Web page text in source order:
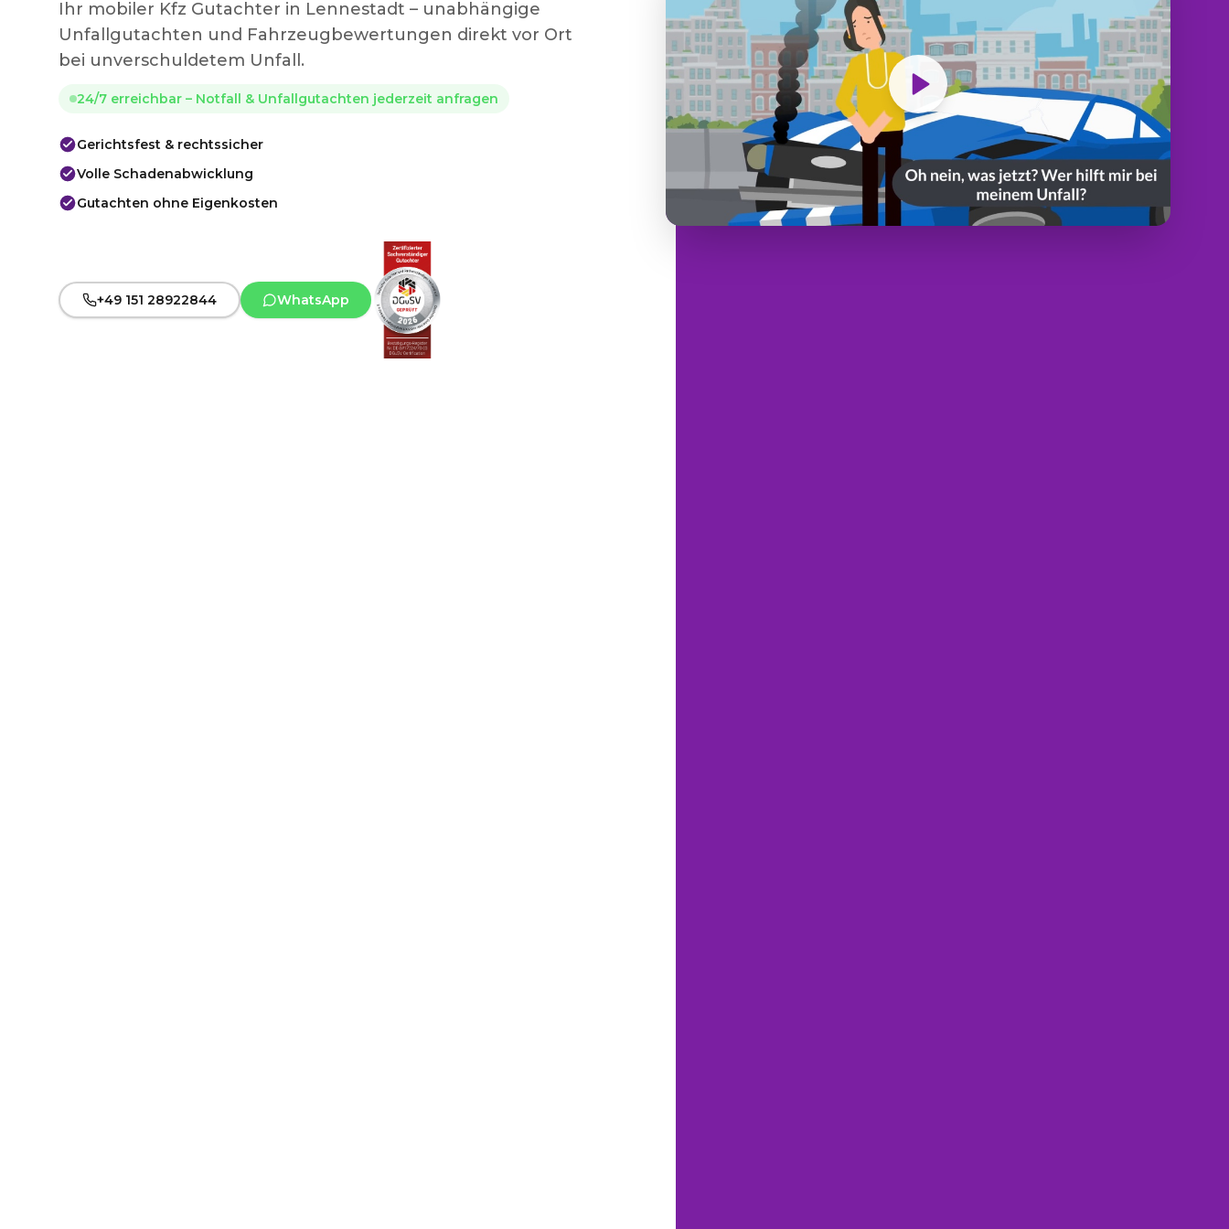
Ihr mobiler Kfz Gutachter in Lennestadt – unabhängige
Unfallgutachten und Fahrzeugbewertungen direkt vor Ort
bei unverschuldetem Unfall.
24/7 erreichbar – Notfall & Unfallgutachten jederzeit anfragen
Gerichtsfest & rechtssicher
Volle Schadenabwicklung
Gutachten ohne Eigenkosten
+49 151 28922844 WhatsApp